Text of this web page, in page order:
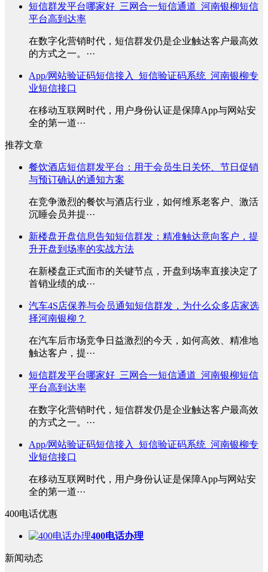
短信群发平台哪家好_三网合一短信通道_河南银柳短信
平台高到达率
在数字化营销时代，短信群发仍是企业触达客户最高效
的方式之一。···
App/网站验证码短信接入_短信验证码系统_河南银柳专
业短信接口
在移动互联网时代，用户身份认证是保障App与网站安
全的第一道···
推荐文章
餐饮酒店短信群发平台：用于会员生日关怀、节日促销
与预订确认的通知方案
在竞争激烈的餐饮与酒店行业，如何维系老客户、激活
沉睡会员并提···
新楼盘开盘信息告知短信群发：精准触达意向客户，提
升开盘到场率的实战方法
在新楼盘正式面市的关键节点，开盘到场率直接决定了
首销业绩的成···
汽车4S店保养与会员通知短信群发，为什么众多店家选
择河南银柳？
在汽车后市场竞争日益激烈的今天，如何高效、精准地
触达客户，提···
短信群发平台哪家好_三网合一短信通道_河南银柳短信
平台高到达率
在数字化营销时代，短信群发仍是企业触达客户最高效
的方式之一。···
App/网站验证码短信接入_短信验证码系统_河南银柳专
业短信接口
在移动互联网时代，用户身份认证是保障App与网站安
全的第一道···
400电话优惠
400电话办理
新闻动态